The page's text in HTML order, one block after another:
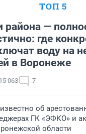
ТОП 5
района —
где
воду на
в Воронеже
15 063 7
об
ГК «ЭФКО» и
области